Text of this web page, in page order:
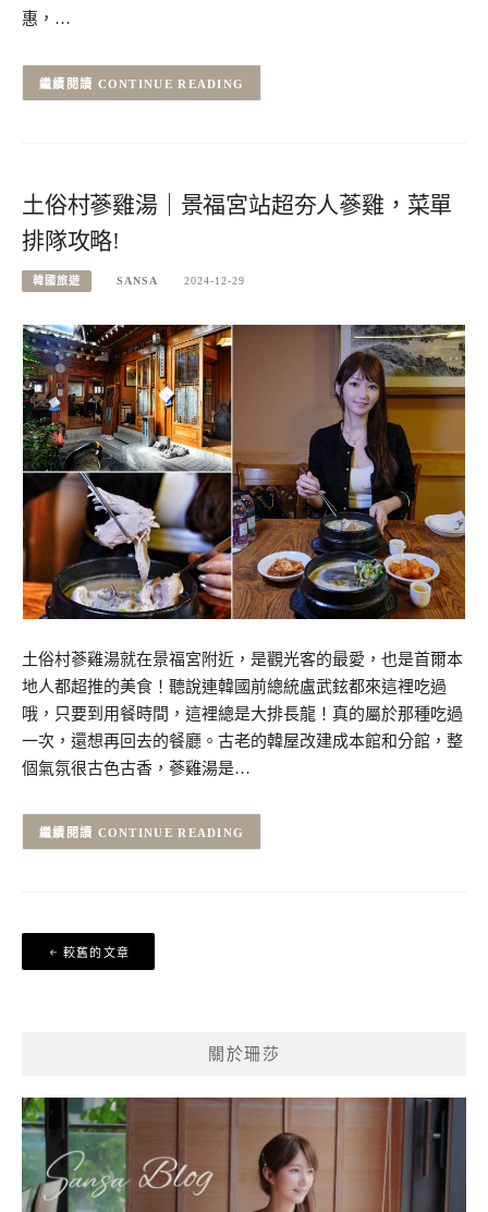
惠，…
CONTINUE READING
土俗村蔘雞湯｜景福宮站超夯人蔘雞，菜單
排隊攻略!
韓國旅遊 SANSA 2024-12-29
土俗村蔘雞湯就在景福宮附近，是觀光客的最愛，也是首爾本
地人都超推的美食！聽說連韓國前總統盧武鉉都來這裡吃過
哦，只要到用餐時間，這裡總是大排長龍！真的屬於那種吃過
一次，還想再回去的餐廳。古老的韓屋改建成本館和分館，整
個氣氛很古色古香，蔘雞湯是…
CONTINUE READING
章
較舊的文章
關於珊莎